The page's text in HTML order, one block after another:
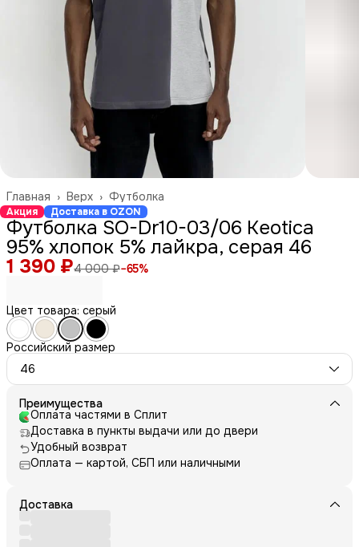
Футболка
Верх ›
Главная ›
Акция Доставка в OZON
Футболка SO-Dr10-03/06 Keotica
95% хлопок 5% лайкра, серая 46
1 390 ₽4 000 ₽−65%
Цвет товара: серый
Российский размер
46
Преимущества
Оплата частями в Сплит
Доставка в пункты выдачи или до двери
Удобный возврат
Оплата — картой, СБП или наличными
Доставка